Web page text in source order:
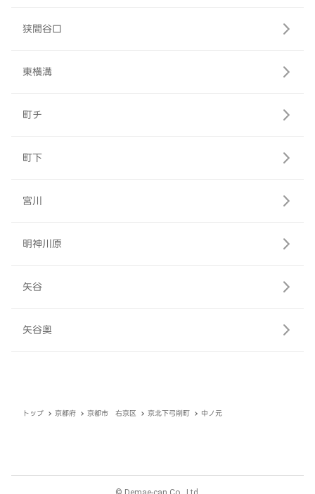
狭間谷口
東横溝
町チ
町下
宮川
明神川原
矢谷
矢谷奥
トップ 京都府 京都市 右京区 京北下弓削町 中ノ元